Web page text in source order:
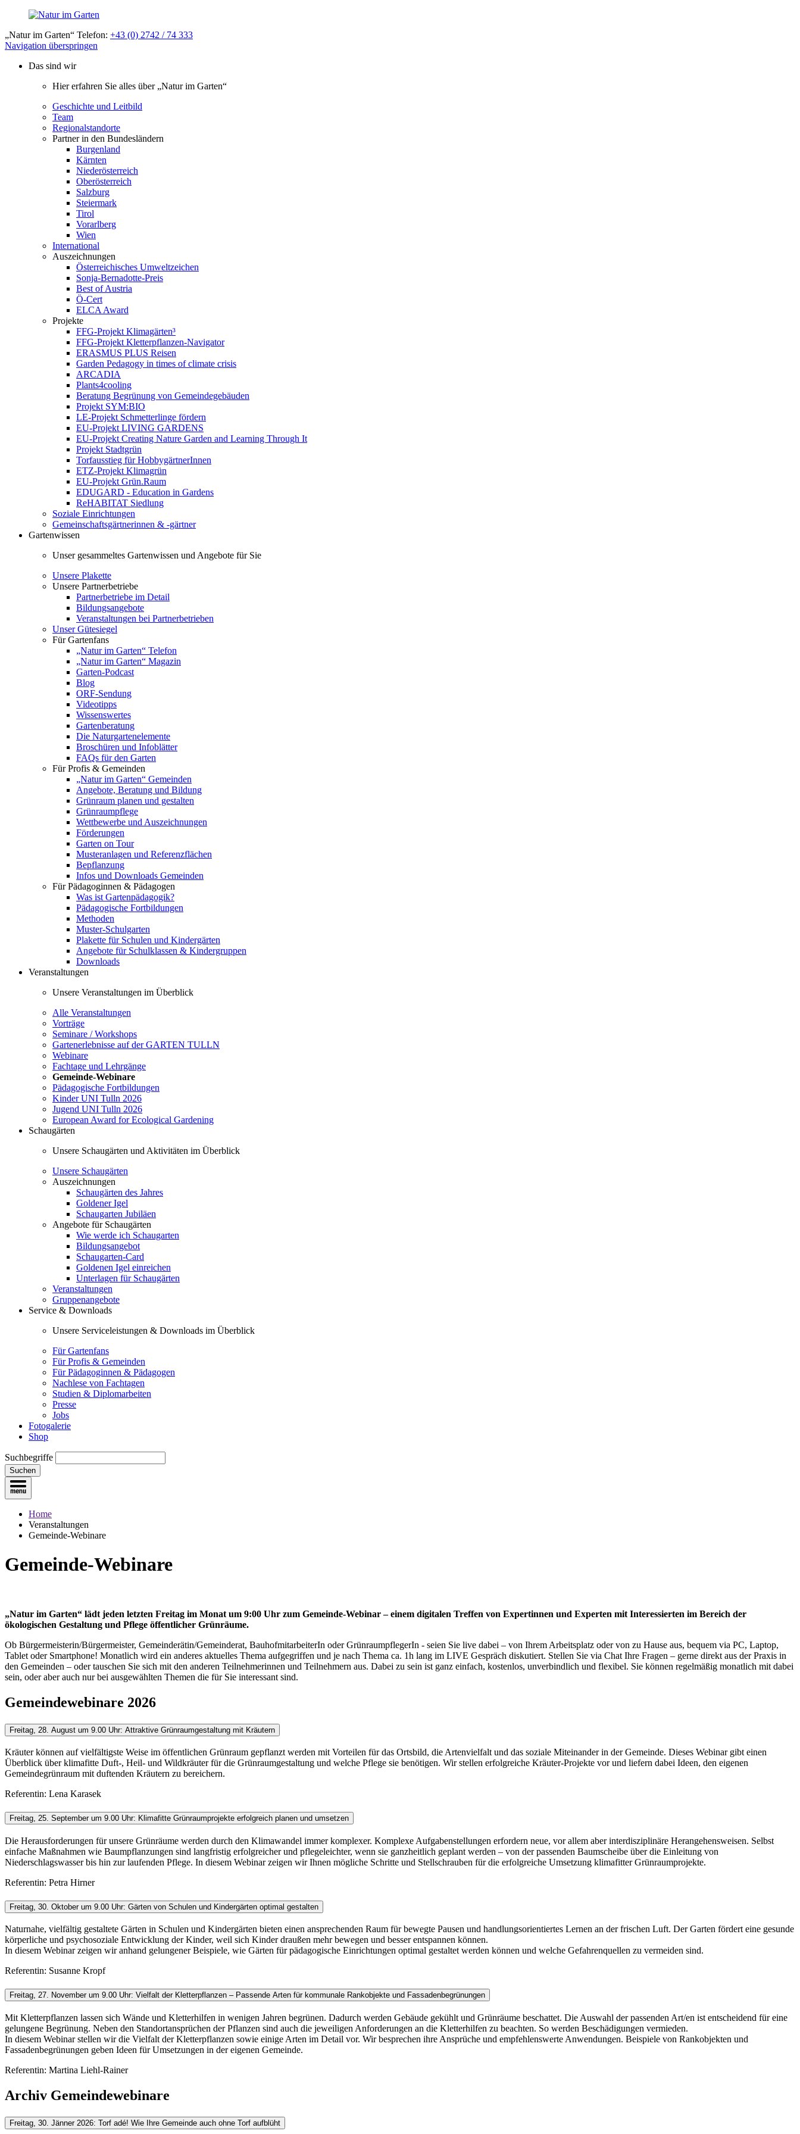
„Natur im Garten“ Telefon: +43 (0) 2742 / 74 333
Navigation überspringen
Das sind wir
Hier erfahren Sie alles über „Natur im Garten“
Geschichte und Leitbild
Team
Regionalstandorte
Partner in den Bundesländern
Burgenland
Kärnten
Niederösterreich
Oberösterreich
Salzburg
Steiermark
Tirol
Vorarlberg
Wien
International
Auszeichnungen
Österreichisches Umweltzeichen
Sonja-Bernadotte-Preis
Best of Austria
Ö-Cert
ELCA Award
Projekte
FFG-Projekt Klimagärten³
FFG-Projekt Kletterpflanzen-Navigator
ERASMUS PLUS Reisen
Garden Pedagogy in times of climate crisis
ARCADIA
Plants4cooling
Beratung Begrünung von Gemeindegebäuden
Projekt SYM:BIO
LE-Projekt Schmetterlinge fördern
EU-Projekt LIVING GARDENS
EU-Projekt Creating Nature Garden and Learning Through It
Projekt Stadtgrün
Torfausstieg für HobbygärtnerInnen
ETZ-Projekt Klimagrün
EU-Projekt Grün.Raum
EDUGARD - Education in Gardens
ReHABITAT Siedlung
Soziale Einrichtungen
Gemeinschaftsgärtnerinnen & -gärtner
Gartenwissen
Unser gesammeltes Gartenwissen und Angebote für Sie
Unsere Plakette
Unsere Partnerbetriebe
Partnerbetriebe im Detail
Bildungsangebote
Veranstaltungen bei Partnerbetrieben
Unser Gütesiegel
Für Gartenfans
„Natur im Garten“ Telefon
„Natur im Garten“ Magazin
Garten-Podcast
Blog
ORF-Sendung
Videotipps
Wissenswertes
Gartenberatung
Die Naturgartenelemente
Broschüren und Infoblätter
FAQs für den Garten
Für Profis & Gemeinden
„Natur im Garten“ Gemeinden
Angebote, Beratung und Bildung
Grünraum planen und gestalten
Grünraumpflege
Wettbewerbe und Auszeichnungen
Förderungen
Garten on Tour
Musteranlagen und Referenzflächen
Bepflanzung
Infos und Downloads Gemeinden
Für Pädagoginnen & Pädagogen
Was ist Gartenpädagogik?
Pädagogische Fortbildungen
Methoden
Muster-Schulgarten
Plakette für Schulen und Kindergärten
Angebote für Schulklassen & Kindergruppen
Downloads
Veranstaltungen
Unsere Veranstaltungen im Überblick
Alle Veranstaltungen
Vorträge
Seminare / Workshops
Gartenerlebnisse auf der GARTEN TULLN
Webinare
Fachtage und Lehrgänge
Gemeinde-Webinare
Pädagogische Fortbildungen
Kinder UNI Tulln 2026
Jugend UNI Tulln 2026
European Award for Ecological Gardening
Schaugärten
Unsere Schaugärten und Aktivitäten im Überblick
Unsere Schaugärten
Auszeichnungen
Schaugärten des Jahres
Goldener Igel
Schaugarten Jubiläen
Angebote für Schaugärten
Wie werde ich Schaugarten
Bildungsangebot
Schaugarten-Card
Goldenen Igel einreichen
Unterlagen für Schaugärten
Veranstaltungen
Gruppenangebote
Service & Downloads
Unsere Serviceleistungen & Downloads im Überblick
Für Gartenfans
Für Profis & Gemeinden
Für Pädagoginnen & Pädagogen
Nachlese von Fachtagen
Studien & Diplomarbeiten
Presse
Jobs
Fotogalerie
Shop
Suchbegriffe
Suchen
Home
Veranstaltungen
Gemeinde-Webinare
Gemeinde-Webinare
„Natur im Garten“ lädt jeden letzten Freitag im Monat um 9:00 Uhr zum Gemeinde-Webinar – einem digitalen Treffen von Expertinnen und Experten mit Interessierten im Bereich der
ökologischen Gestaltung und Pflege öffentlicher Grünräume.
Ob Bürgermeisterin/Bürgermeister, Gemeinderätin/Gemeinderat, BauhofmitarbeiterIn oder GrünraumpflegerIn - seien Sie live dabei – von Ihrem Arbeitsplatz oder von zu Hause aus, bequem via PC, Laptop,
Tablet oder Smartphone! Monatlich wird ein anderes aktuelles Thema aufgegriffen und je nach Thema ca. 1h lang im LIVE Gespräch diskutiert. Stellen Sie via Chat Ihre Fragen – gerne direkt aus der Praxis in
den Gemeinden – oder tauschen Sie sich mit den anderen Teilnehmerinnen und Teilnehmern aus. Dabei zu sein ist ganz einfach, kostenlos, unverbindlich und flexibel. Sie können regelmäßig monatlich mit dabei
sein, oder aber auch nur bei ausgewählten Themen die für Sie interessant sind.
Gemeindewebinare 2026
Freitag, 28. August um 9.00 Uhr: Attraktive Grünraumgestaltung mit Kräutern
Kräuter können auf vielfältigste Weise im öffentlichen Grünraum gepflanzt werden mit Vorteilen für das Ortsbild, die Artenvielfalt und das soziale Miteinander in der Gemeinde. Dieses Webinar gibt einen
Überblick über klimafitte Duft-, Heil- und Wildkräuter für die Grünraumgestaltung und welche Pflege sie benötigen. Wir stellen erfolgreiche Kräuter-Projekte vor und liefern dabei Ideen, den eigenen
Gemeindegrünraum mit duftenden Kräutern zu bereichern.
Referentin: Lena Karasek
Freitag, 25. September um 9.00 Uhr: Klimafitte Grünraumprojekte erfolgreich planen und umsetzen
Die Herausforderungen für unsere Grünräume werden durch den Klimawandel immer komplexer. Komplexe Aufgabenstellungen erfordern neue, vor allem aber interdisziplinäre Herangehensweisen. Selbst
einfache Maßnahmen wie Baumpflanzungen sind langfristig erfolgreicher und pflegeleichter, wenn sie ganzheitlich geplant werden – von der passenden Baumscheibe über die Einleitung von
Niederschlagswasser bis hin zur laufenden Pflege. In diesem Webinar zeigen wir Ihnen mögliche Schritte und Stellschrauben für die erfolgreiche Umsetzung klimafitter Grünraumprojekte.
Referentin: Petra Hirner
Freitag, 30. Oktober um 9.00 Uhr: Gärten von Schulen und Kindergärten optimal gestalten
Naturnahe, vielfältig gestaltete Gärten in Schulen und Kindergärten bieten einen ansprechenden Raum für bewegte Pausen und handlungsorientiertes Lernen an der frischen Luft. Der Garten fördert eine gesunde
körperliche und psychosoziale Entwicklung der Kinder, weil sich Kinder draußen mehr bewegen und besser entspannen können.
In diesem Webinar zeigen wir anhand gelungener Beispiele, wie Gärten für pädagogische Einrichtungen optimal gestaltet werden können und welche Gefahrenquellen zu vermeiden sind.
Referentin: Susanne Kropf
Freitag, 27. November um 9.00 Uhr: Vielfalt der Kletterpflanzen – Passende Arten für kommunale Rankobjekte und Fassadenbegrünungen
Mit Kletterpflanzen lassen sich Wände und Kletterhilfen in wenigen Jahren begrünen. Dadurch werden Gebäude gekühlt und Grünräume beschattet. Die Auswahl der passenden Art/en ist entscheidend für eine
gelungene Begrünung. Neben den Standortansprüchen der Pflanzen sind auch die jeweiligen Anforderungen an die Kletterhilfen zu beachten. So werden Beschädigungen vermieden.
In diesem Webinar stellen wir die Vielfalt der Kletterpflanzen sowie einige Arten im Detail vor. Wir besprechen ihre Ansprüche und empfehlenswerte Anwendungen. Beispiele von Rankobjekten und
Fassadenbegrünungen geben Ideen für Umsetzungen in der eigenen Gemeinde.
Referentin: Martina Liehl-Rainer
Archiv Gemeindewebinare
Freitag, 30. Jänner 2026: Torf adé! Wie Ihre Gemeinde auch ohne Torf aufblüht